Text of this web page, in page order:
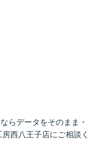
らデータをそのまま・
西八王子店にご相談く